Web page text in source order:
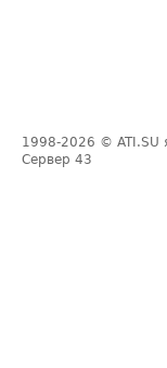
1998-2026 © ATI.SU
Сервер 43